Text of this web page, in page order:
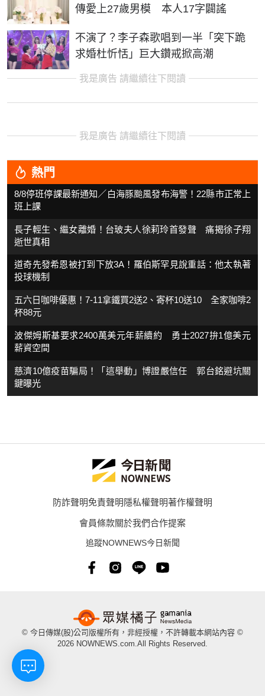
傳愛上27歲男模 本人17字闢謠
不演了？李子森歌唱到一半「突下跪
求婚杜忻恬」巨大鑽戒掀高潮
我是廣告 請繼續往下閱讀
我是廣告 請繼續往下閱讀
熱門
8/8停班停課最新通知／白海豚颱風發布海警！22縣市正常上
班上課
長子輕生、繼女離婚！台玻夫人徐莉玲首發聲 痛揭徐子翔
逝世真相
道奇先發希恩被打到下放3A！羅伯斯罕見說重話：他太執著
投球機制
五六日咖啡優惠！7-11拿鐵買2送2、寄杯10送10 全家咖啡2
杯88元
波傑姆斯基要求2400萬美元年薪續約 勇士2027拚1億美元
薪資空間
慈濟10億疫苗騙局！「這舉動」博證嚴信任 郭台銘避坑關
鍵曝光
防詐聲明免責聲明隱私權聲明著作權聲明
會員條款關於我們合作提案
追蹤NOWNEWS今日新聞
© 今日傳媒(股)公司版權所有，非經授權，不許轉載本網站內容 ©
2026 NOWNEWS.com.All Rights Reserved.